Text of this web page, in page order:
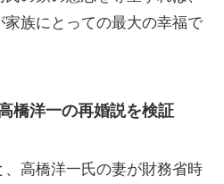
族にとっての最大の幸福で
橋洋一の再婚説を検証
高橋洋一氏の妻が財務省時